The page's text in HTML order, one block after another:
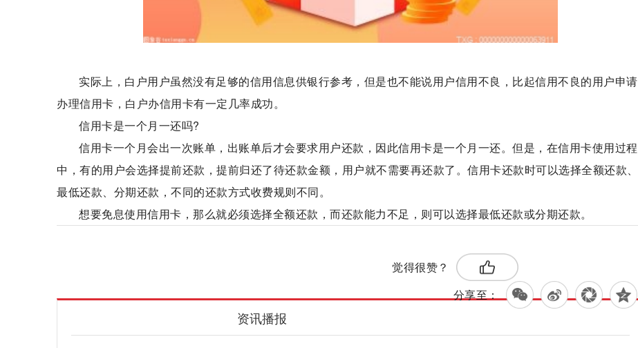
实际上，白户用户虽然没有足够的信用信息供银行参考，但是也不能说用户信用不良，比起信用不良的用户申请
办理信用卡，白户办信用卡有一定几率成功。
信用卡是一个月一还吗?
信用卡一个月会出一次账单，出账单后才会要求用户还款，因此信用卡是一个月一还。但是，在信用卡使用过程
中，有的用户会选择提前还款，提前归还了待还款金额，用户就不需要再还款了。信用卡还款时可以选择全额还款、
最低还款、分期还款，不同的还款方式收费规则不同。
想要免息使用信用卡，那么就必须选择全额还款，而还款能力不足，则可以选择最低还款或分期还款。
觉得很赞？
分享至：
资讯播报